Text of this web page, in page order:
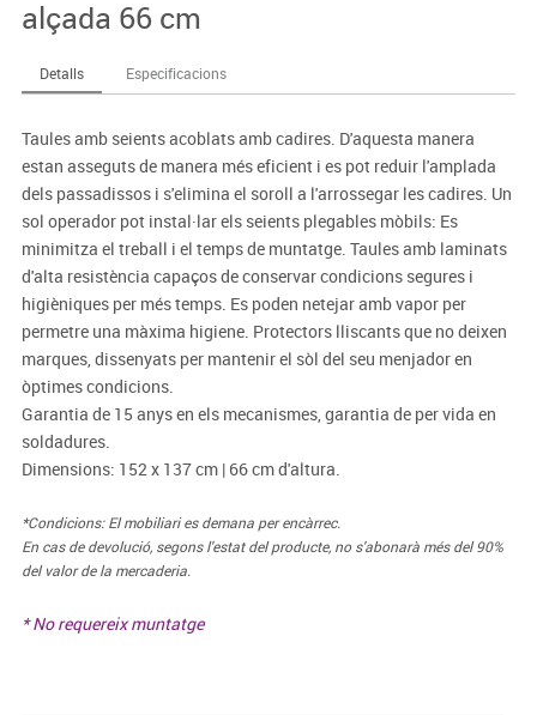
alçada 66 cm
Detalls Especificacions
Taules amb seients acoblats amb cadires. D'aquesta manera
estan asseguts de manera més eficient i es pot reduir l'amplada
dels passadissos i s'elimina el soroll a l'arrossegar les cadires. Un
sol operador pot instal·lar els seients plegables mòbils: Es
minimitza el treball i el temps de muntatge. Taules amb laminats
d'alta resistència capaços de conservar condicions segures i
higièniques per més temps. Es poden netejar amb vapor per
permetre una màxima higiene. Protectors lliscants que no deixen
marques, dissenyats per mantenir el sòl del seu menjador en
òptimes condicions.
Garantia de 15 anys en els mecanismes, garantia de per vida en
soldadures.
Dimensions: 152 x 137 cm | 66 cm d'altura.
*Condicions: El mobiliari es demana per encàrrec.
En cas de devolució, segons l'estat del producte, no s'abonarà més del 90%
del valor de la mercaderia.
* No requereix muntatge